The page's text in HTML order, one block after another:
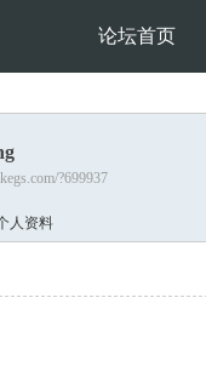
论坛首页
?699937
人资料